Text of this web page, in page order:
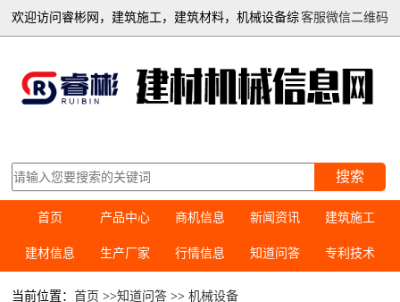
客服微信二维码
欢迎访问睿彬网，建筑施工，建筑材料，机械设备综
搜索
首页 产品中心 商机信息 新闻资讯 建筑施工
建材信息 生产厂家 行情信息 知道问答 专利技术
当前位置：首页 >>知道问答 >>机械设备